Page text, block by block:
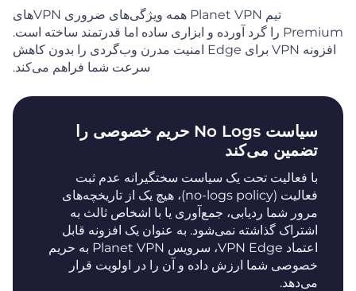
تیم Planet VPN همه ویژگی‌های ضروری VPNهای
Premium را گرد آورده و ابزاری ساده اما قدرتمند ساخته است.
افزونه VPN برای Edge امنیت مدرن وب‌گردی را بدون کاهش
سرعت شما فراهم می‌کند.
سیاست No Logs حریم خصوصی را
تضمین می‌کند
با فعالیت تحت یک سیاست سختگیرانه عدم ثبت
فعالیت (no-logs policy)، هیچ یک از تاریخچه‌های
مرور شما ردیابی، جمع‌آوری یا با اشخاص ثالث به
اشتراک گذاشته نمی‌شود. به عنوان یک افزونه قابل
اعتماد VPN Edge، سرویس Planet VPN به حریم
خصوصی شما ارزش داده و آن را در اولویت قرار
می‌دهد.